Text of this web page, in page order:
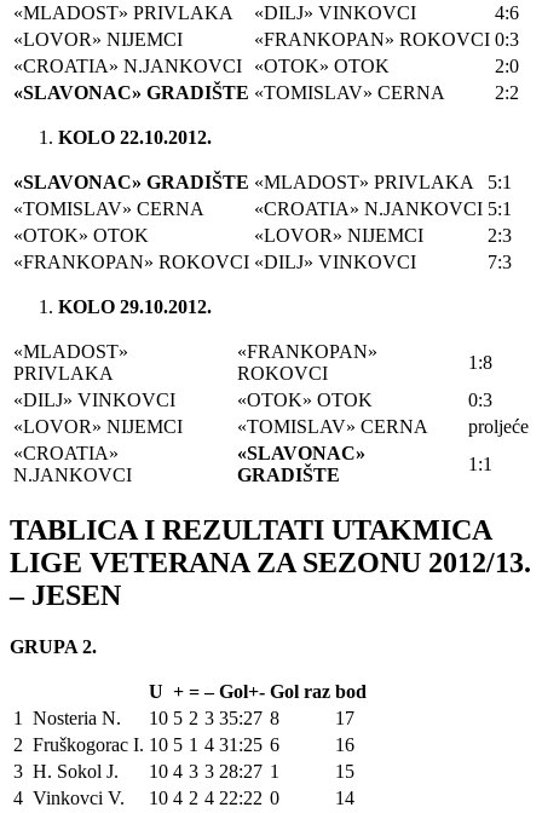
«MLADOST» PRIVLAKA «DILJ» VINKOVCI
4:6
«LOVOR» NIJEMCI
«FRANKOPAN» ROKOVCI 0:3
«CROATIA» N.JANKOVCI
«OTOK» OTOK
2:0
«SLAVONAC» GRADIŠTE «TOMISLAV» CERNA 2:2
KOLO 22.10.2012.
«SLAVONAC» GRADIŠTE «MLADOST» PRIVLAKA
5:1
«TOMISLAV» CERNA
«CROATIA» N.JANKOVCI 5:1
«OTOK» OTOK
«LOVOR» NIJEMCI
2:3
«FRANKOPAN» ROKOVCI «DILJ» VINKOVCI 7:3
KOLO 29.10.2012.
«MLADOST»
PRIVLAKA
«FRANKOPAN»
ROKOVCI
1:8
«DILJ» VINKOVCI
«OTOK» OTOK
0:3
«LOVOR» NIJEMCI
«TOMISLAV» CERNA
proljeće
«CROATIA»
N.JANKOVCI
«SLAVONAC»
GRADIŠTE
1:1
TABLICA I REZULTATI UTAKMICA
LIGE VETERANA ZA SEZONU 2012/13.
– JESEN
GRUPA 2.
U + = – Gol+- Gol raz bod
1
Nosteria N. 10 5 2 3 35:27 8
17
2 Fruškogorac I. 10 5 1 4 31:25 6
16
3 H. Sokol J. 10 4 3 3 28:27 1
15
4 Vinkovci V. 10 4 2 4 22:22 0 14